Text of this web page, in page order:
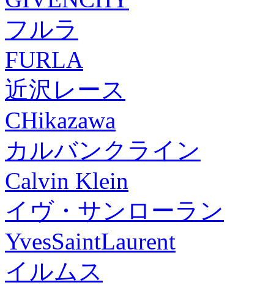
フルラ
FURLA
近沢レース
CHikazawa
カルバンクライン
Calvin Klein
イヴ・サンローラン
YvesSaintLaurent
イルムス